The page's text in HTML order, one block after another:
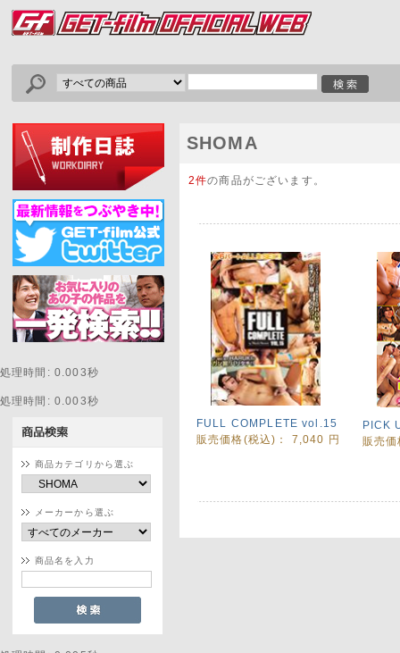
処理時間: 0.003秒
処理時間: 0.003秒
商品カテゴリから選ぶ
メーカーから選ぶ
商品名を入力
SHOMA
2件の商品がございます。
FULL COMPLETE vol.15
販売価格(税込)： 7,040 円
PICK
販売